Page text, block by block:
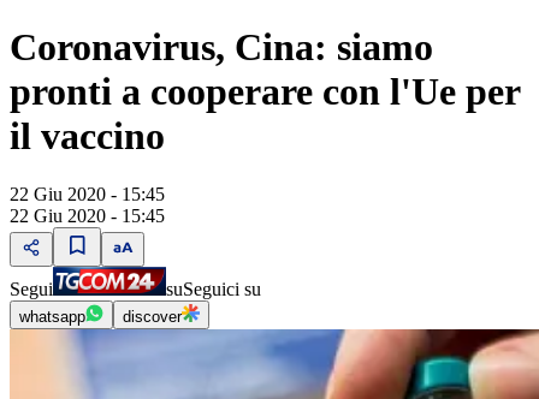
Coronavirus, Cina: siamo
pronti a cooperare con l'Ue per
il vaccino
22 Giu 2020 - 15:45
22 Giu 2020 - 15:45
Segui suSeguici su
whatsapp discover